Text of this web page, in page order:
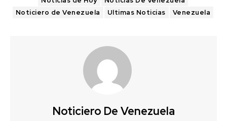
Noticiero de Venezuela
Ultimas Noticias Venezuela
Noticiero De Venezuela